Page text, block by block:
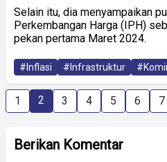
Selain itu, dia menyampaikan
Perkembangan Harga (IPH)
pekan pertama Maret 2024.
#Inflasi #Infrastruktur
1 2 3 4 5 6 7
Berikan Komentar